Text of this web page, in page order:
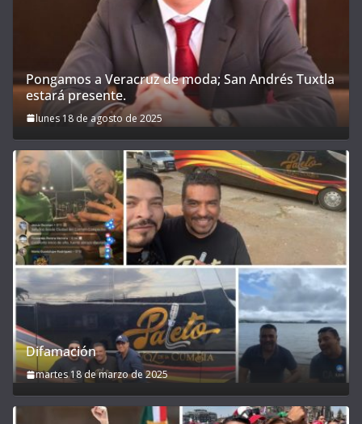
Pongamos a Veracruz de moda; San Andrés Tuxtla
estará presente.
lunes 18 de agosto de 2025
Difamación
martes 18 de marzo de 2025